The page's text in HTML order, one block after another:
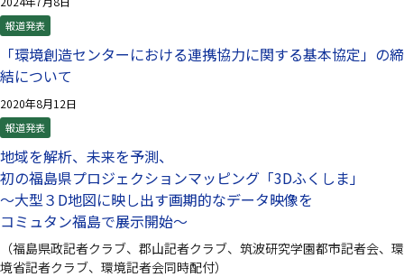
報道発表
「環境創造センターにおける連携協力に関する基本協定」の締
結について
2020年8月12日
報道発表
地域を解析、未来を予測、
初の福島県プロジェクションマッピング「3Dふくしま」
～大型３D地図に映し出す画期的なデータ映像を
コミュタン福島で展示開始～
（福島県政記者クラブ、郡山記者クラブ、筑波研究学園都市記者会、環
境省記者クラブ、環境記者会同時配付）